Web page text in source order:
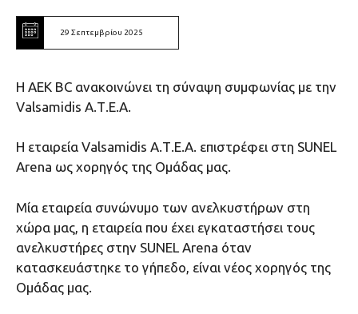
29 Σεπτεμβρίου 2025
Η ΑΕΚ ΒC ανακοινώνει τη σύναψη συμφωνίας με την
Valsamidis Α.Τ.Ε.Α.
Η εταιρεία Valsamidis Α.Τ.Ε.Α. επιστρέφει στη SUNEL
Arena ως χορηγός της Ομάδας μας.
Μία εταιρεία συνώνυμο των ανελκυστήρων στη
χώρα μας, η εταιρεία που έχει εγκαταστήσει τους
ανελκυστήρες στην SUNEL Arena όταν
κατασκευάστηκε το γήπεδο, είναι νέος χορηγός της
Ομάδας μας.